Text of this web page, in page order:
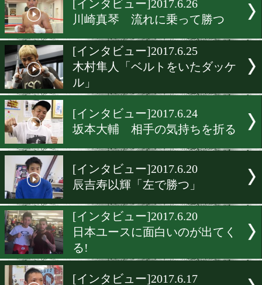
[インタビュー]2017.6.27
尾川堅一 KOで期待に応
[インタビュー]2017.6.26
川崎真琴 流れに乗って勝
[インタビュー]2017.6.25
木村隼人「ベルトをいたダ
ル」
[インタビュー]2017.6.24